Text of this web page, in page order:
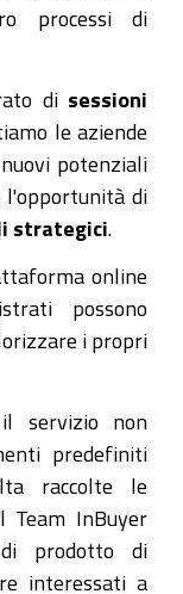
processi di
di sessioni
le aziende
potenziali
l'opportunità di
strategici
online
possono
i propri
servizio non
predefiniti
raccolte le
Team InBuyer
prodotto di
interessati a